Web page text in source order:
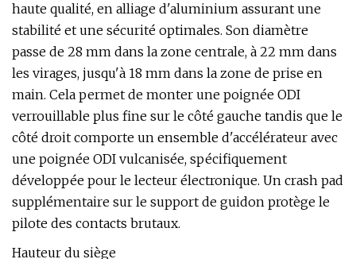
haute qualité, en alliage d'aluminium assurant une
stabilité et une sécurité optimales. Son diamètre
passe de 28 mm dans la zone centrale, à 22 mm dans
les virages, jusqu'à 18 mm dans la zone de prise en
main. Cela permet de monter une poignée ODI
verrouillable plus fine sur le côté gauche tandis que le
côté droit comporte un ensemble d'accélérateur avec
une poignée ODI vulcanisée, spécifiquement
développée pour le lecteur électronique. Un crash pad
supplémentaire sur le support de guidon protège le
pilote des contacts brutaux.
Hauteur du siège